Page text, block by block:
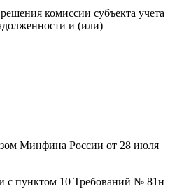
комиссии субъекта учета
и (или)
Минфина России от 28 июля
с пунктом 10 Требований № 81н